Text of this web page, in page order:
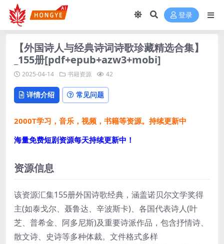
登录
【外国诗人与经典诗词诗歌珍藏精选合集】
_155册[pdf+epub+azw3+mobi]
2025-04-14 书籍资源 42
详情介绍 常见问题
2000T学习，音乐，视频，书籍等资源。持续更新中
海量免费短剧资源每天持续更新中！
资源信息
该资源汇集155册外国诗歌经典，涵盖诺贝尔文学奖得
主(如泰戈尔、聂鲁达、辛波斯卡)、各国代表诗人(叶
芝、普希金、阿多尼斯)及重要诗派作品，包含抒情诗、
散文诗、史诗等多种体裁。文件格式多样